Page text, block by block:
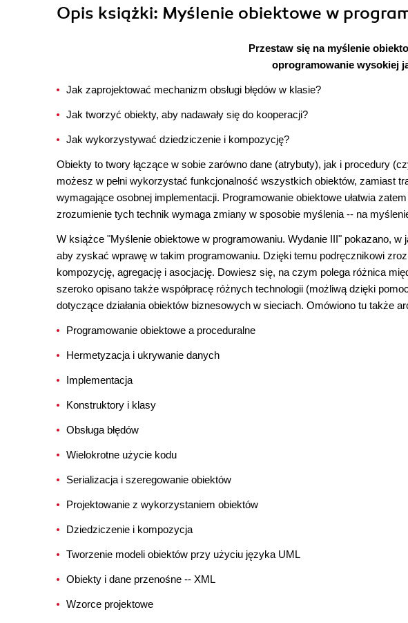
Opis książki: Myślenie obiektowe w
Przestaw się na myślenie
oprogramowanie wysokiej
Jak zaprojektować mechanizm obsługi błędów w klasie?
Jak tworzyć obiekty, aby nadawały się do kooperacji?
Jak wykorzystywać dziedziczenie i kompozycję?
Obiekty to twory łączące w sobie zarówno dane (atrybuty), jak i procedury
możesz w pełni wykorzystać funkcjonalność wszystkich obiektów, zamiast
wymagające osobnej implementacji. Programowanie obiektowe ułatwia
zrozumienie tych technik wymaga zmiany w sposobie myślenia -- na
W książce "Myślenie obiektowe w programowaniu. Wydanie III" pokazano,
aby zyskać wprawę w takim programowaniu. Dzięki temu podręcznikowi
kompozycję, agregację i asocjację. Dowiesz się, na czym polega różnica
szeroko opisano także współpracę różnych technologii (możliwą dzięki
dotyczące działania obiektów biznesowych w sieciach. Omówiono tu także
Programowanie obiektowe a proceduralne
Hermetyzacja i ukrywanie danych
Implementacja
Konstruktory i klasy
Obsługa błędów
Wielokrotne użycie kodu
Serializacja i szeregowanie obiektów
Projektowanie z wykorzystaniem obiektów
Dziedziczenie i kompozycja
Tworzenie modeli obiektów przy użyciu języka UML
Obiekty i dane przenośne -- XML
Wzorce projektowe